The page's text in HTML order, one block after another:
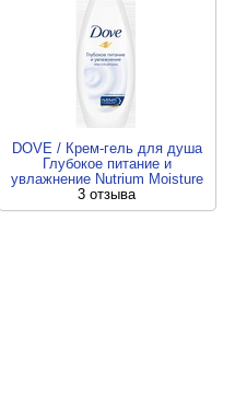
DOVE / Крем-гель для душа
Глубокое питание и
увлажнение Nutrium Moisture
3 отзыва